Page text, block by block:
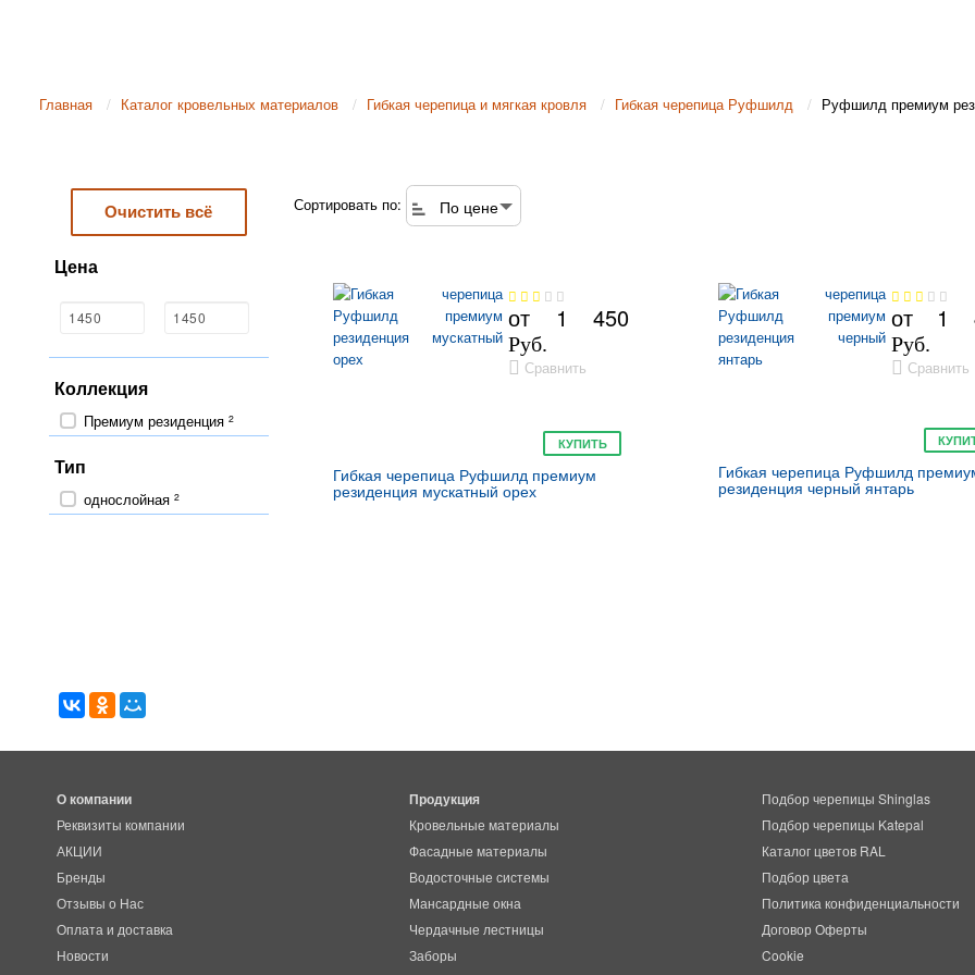
Главная Каталог кровельных материалов Гибкая черепица и мягкая кровля Гибкая черепица Руфшилд Руфшилд премиум
Очистить всё
Цена
Коллекция
Премиум резиденция 2
Тип
однослойная 2
Сортировать по: По цене
от 1 450
Руб.
Сравнить
КУПИТЬ
Гибкая черепица Руфшилд премиум
резиденция мускатный орех
от 1
Руб.
Сравнить
Гибкая черепица Руфшилд
резиденция черный янтарь
О компании
Реквизиты компании
АКЦИИ
Бренды
Отзывы о Нас
Оплата и доставка
Новости
Продукция
Кровельные материалы
Фасадные материалы
Водосточные системы
Мансардные окна
Чердачные лестницы
Заборы
Подбор черепицы Shinglas
Подбор черепицы Katepal
Каталог цветов RAL
Подбор цвета
Политика конфиденциальности
Договор Оферты
Cookie